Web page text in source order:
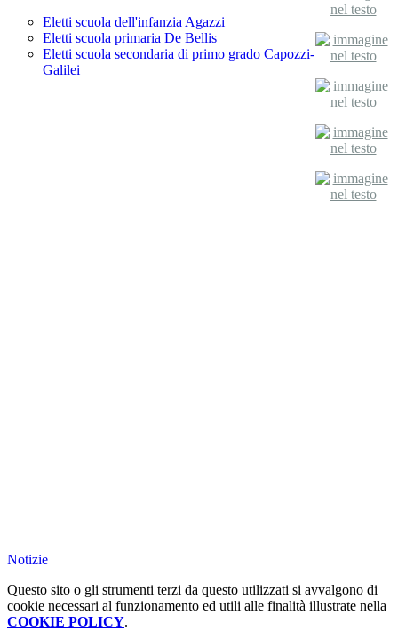
Eletti scuola dell'infanzia Agazzi
Eletti scuola primaria De Bellis
Eletti scuola secondaria di primo grado Capozzi-
Galilei
Notizie
Questo sito o gli strumenti terzi da questo utilizzati si avvalgono di
cookie necessari al funzionamento ed utili alle finalità illustrate nella
COOKIE POLICY.